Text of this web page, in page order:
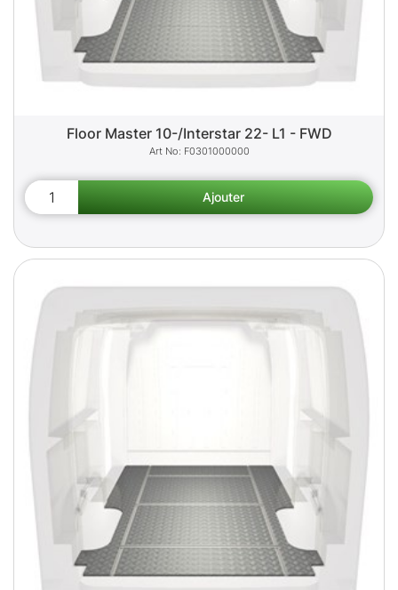
Floor Master 10-/Interstar 22- L1 - FWD
F0301000000